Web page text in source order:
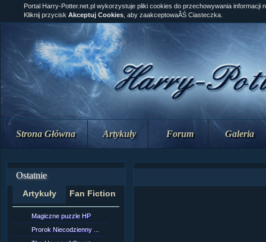
Strona Główna Artykuły Forum Galeria
Ostatnie
Artykuły Fan Fiction
Magiczne puzzle HP
Prorok Niecodzienny ...
Portal Harry-Potter.net.pl wykorzystuje pliki cookies do przechowywania informacji
Kliknij przycisk Akceptuj Cookies , aby zaakceptowaĂŚ Ciasteczka.